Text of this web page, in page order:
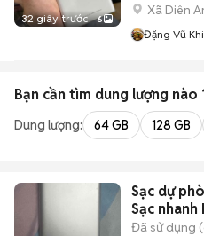
32 giây trước 6
Xã Diên
Đặng Vũ
Bạn cần tìm dung lượng nào
Dung lượng: 64 GB 128 GB
Sạc dự
Sạc nhanh
Đã sử dụng